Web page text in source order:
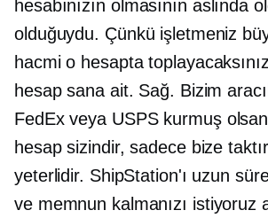
hesabınızın olmasının aslında
olduğuydu. Çünkü işletmeniz
hacmi o hesapta
hesap sana ait. Sağ. Bizim
FedEx veya USPS kurmuş
hesap sizindir, sadece bize
yeterlidir. ShipStation'ı uzun
ve memnun kalmanızı istiyoruz